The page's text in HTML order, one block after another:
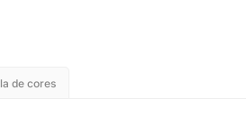
de cores